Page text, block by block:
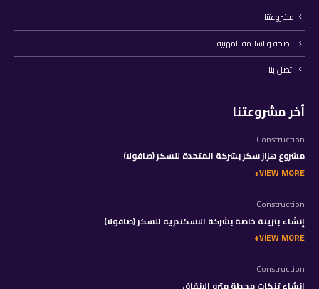
مشروعتنا
الصحة والسلامة المهنية
اتصل بنا
أخر مشروعتنا
Construction
مشروع هزاز سكر بشركة المتحدة للسكر (صافولا)
VIEW MORE
Construction
إنشاء بنزينة خاصة بشركة الاسكندريه للسكر (صافولا)
VIEW MORE
Construction